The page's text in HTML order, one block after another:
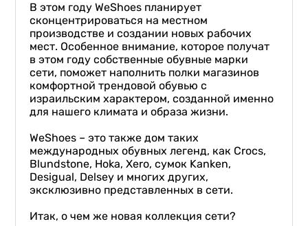
В этом году WeShoes планирует
сконцентрироваться на местном
производстве и создании новых рабочих
мест. Особенное внимание, которое получат
в этом году собственные обувные марки
сети, поможет наполнить полки магазинов
комфортной трендовой обувью с
израильским характером, созданной именно
для нашего климата и образа жизни.
WeShoes – это также дом таких
международных обувных легенд, как Crocs,
Blundstone, Hoka, Xero, сумок Kanken,
Desigual, Delsey и многих других,
эксклюзивно представленных в сети.
Итак, о чем же новая коллекция сети?